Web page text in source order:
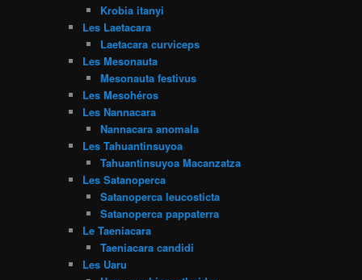
Krobia itanyi
Les Laetacara
Laetacara curviceps
Les Mesonauta
Mesonauta festivus
Les Mesohéros
Les Nannacara
Nannacara anomala
Les Tahuantinsuyoa
Tahuantinsuyoa Macanzatza
Les Satanoperca
Satanoperca leucosticta
Satanoperca pappaterra
Le Taeniacara
Taeniacara candidi
Les Uaru